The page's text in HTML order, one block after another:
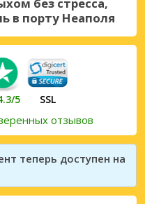
в порту Неаполя
5 SSL
отзывов
теперь доступен на